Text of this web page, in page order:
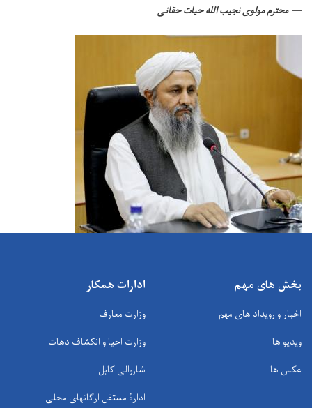
محترم مولوی نجیب الله حیات حقانی
بخش های مهم
اخبار و رویداد های مهم
ویدیو ها
عکس ها
ادارات همکار
وزارت معارف
وزارت احیا و انکشاف دهات
شاروالی کابل
ادارۀ مستقل ارگانهای محلی